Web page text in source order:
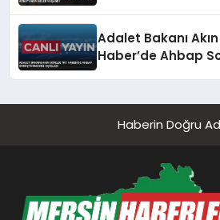
Adalet Bakanı
Haber’de Ahbap
Haberin Doğru